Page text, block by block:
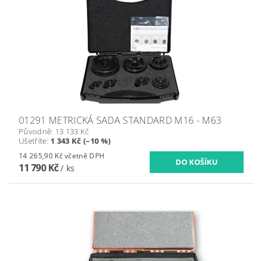
01291 METRICKÁ SADA STANDARD M16 - M63
Původně: 13 133 Kč
Ušetříte: 1 343 Kč (–10 %)
14 265,90 Kč včetně DPH
11 790 Kč/ ks